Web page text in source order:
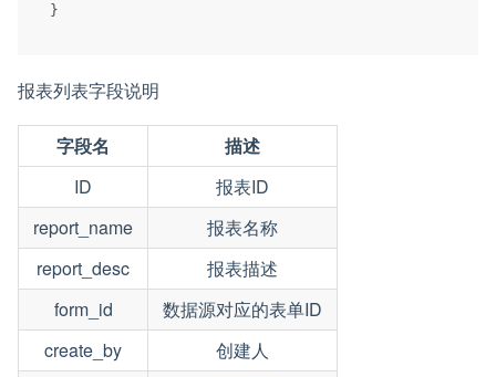
}
报表列表字段说明
字段名
描述
ID
报表ID
report_name
报表名称
report_desc
报表描述
form_id
数据源对应的表单ID
create_by
创建人